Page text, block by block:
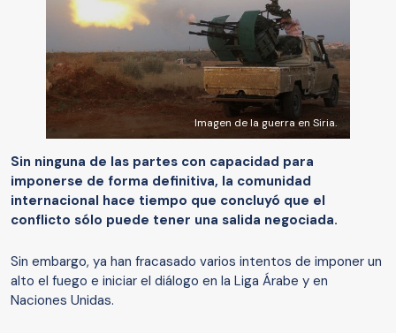
Imagen de la guerra en Siria.
Sin ninguna de las partes con capacidad para
imponerse de forma definitiva, la comunidad
internacional hace tiempo que concluyó que el
conflicto sólo puede tener una salida negociada.
Sin embargo, ya han fracasado varios intentos de imponer un
alto el fuego e iniciar el diálogo en la Liga Árabe y en
Naciones Unidas.